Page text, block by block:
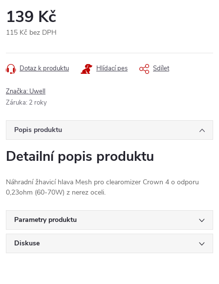
139 Kč
115 Kč bez DPH
cena:
Dotaz k produktu Hlídací pes Sdílet
Značka: Uwell
Záruka: 2 roky
Popis produktu
Detailní popis produktu
Náhradní žhavicí hlava Mesh pro clearomizer Crown 4 o odporu
0,23ohm (60-70W) z nerez oceli.
Parametry produktu
Diskuse